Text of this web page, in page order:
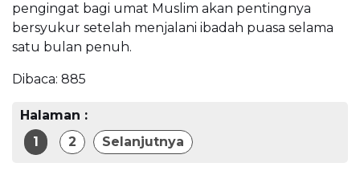
pengingat bagi umat Muslim akan pentingnya
bersyukur setelah menjalani ibadah puasa selama
satu bulan penuh.
Dibaca: 885
Halaman :
1
2 Selanjutnya